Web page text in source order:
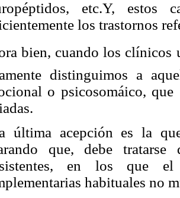
etc.Y, estos
los trastornos
bien, cuando los
distinguimos a
o psicosomáico, que
última acepción es la
que, debe
en los que el
habituales no